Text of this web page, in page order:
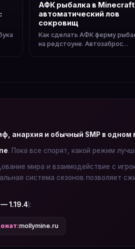
АФК рыбалка в
автоматический лов
сокровищ
Как сделать АФК ферму
на редстоуне. Автозаброс
анархия и обычный SMP в одном
. Пока все спорят, какой режим
мира и взаимодействие с
система сезонов позволяет
1.19.4):
mollymine.ru